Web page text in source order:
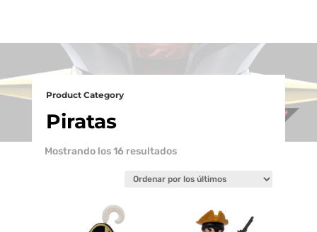
Product Category
Piratas
Mostrando los 16 resultadosOrdenado
últimos